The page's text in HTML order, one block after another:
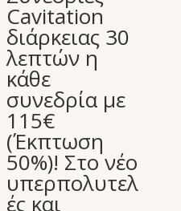
Cavitation
διάρκειας 30
λεπτών η
κάθε
συνεδρία με
115€
(Έκπτωση
50%)! Στο νέο
υπερπολυτελ
ές και